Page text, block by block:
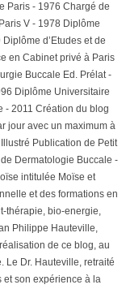
Paris - 1976 Chargé de
V - 1978 Diplôme
d’Etudes et de
en Cabinet privé à Paris
Buccale Ed. Prélat -
Diplôme Universitaire
- 2011 Création du blog
jour avec un maximum à
Publication de Petit
Dermatologie Buccale -
intitulée Moïse et
et des formations en
thérapie, bio-energie,
Philippe Hauteville,
de ce blog, au
Le Dr. Hauteville, retraité
son expérience à la